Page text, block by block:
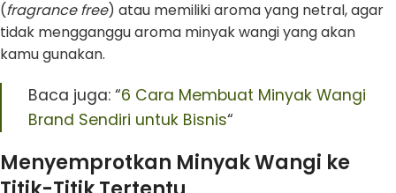
(fragrance free) atau memiliki aroma yang netral, agar
tidak mengganggu aroma minyak wangi yang akan
kamu gunakan.
Baca juga: “6 Cara Membuat Minyak Wangi
Brand Sendiri untuk Bisnis“
Menyemprotkan Minyak Wangi ke